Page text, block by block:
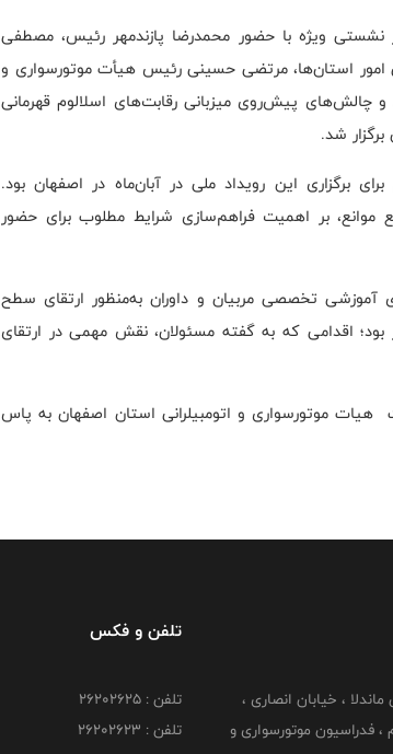
نشستی ویژه با حضور محمدرضا پازندمهر رئیس، مصطفی
استان‌ها، مرتضی حسینی رئیس هیأت موتورسواری و
چالش‌های پیش‌روی میزبانی رقابت‌های اسلالوم قهرمانی
شد.
برگزاری این رویداد ملی در آبان‌ماه در اصفهان بود.
بر اهمیت فراهم‌سازی شرایط مطلوب برای حضور
آموزشی تخصصی مربیان و داوران به‌منظور ارتقای سطح
اقدامی که به گفته مسئولان، نقش مهمی در ارتقای
موتورسواری و اتومبیلرانی استان اصفهان به پاس
ماندلا ، خیابان انصاری ،
، فدراسیون موتورسواری و
تلفن و فکس
تلفن : ۲۶۲۰۲۶۲۵
تلفن : ۲۶۲۰۲۶۲۳